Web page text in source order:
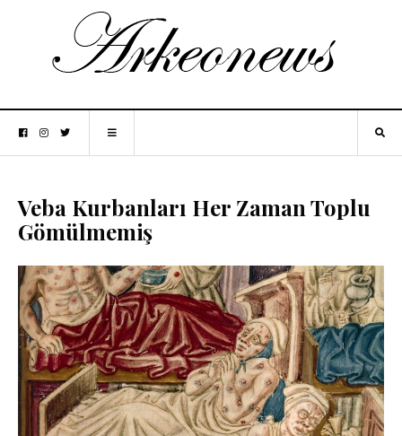
Veba Kurbanları Her Zaman Toplu
Gömülmemiş